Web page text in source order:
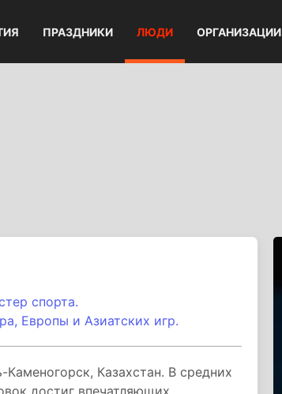
ПРАЗДНИКИ ЛЮДИ ОРГАНИЗАЦИИ
спорта.
Европы и Азиатских игр.
Казахстан. В средних
достиг впечатляющих